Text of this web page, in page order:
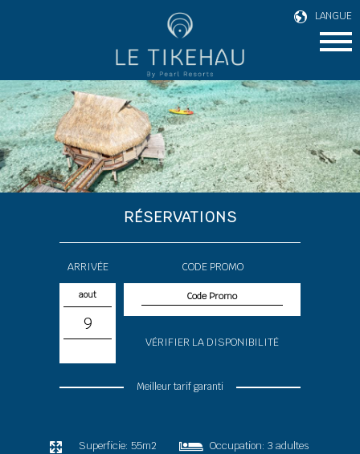
LANGUE
RÉSERVATIONS
ARRIVÉE
aout
9
CODE PROMO
VÉRIFIER LA DISPONIBILITÉ
Meilleur tarif garanti
Superficie: 55m2 Occupation: 3 adultes